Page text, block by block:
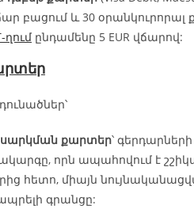
բացում և 30
ընդամենը 5 EUR վճարով:
քարտեր՝
որն ապահովում է
հետո, միայն
գրանցը: